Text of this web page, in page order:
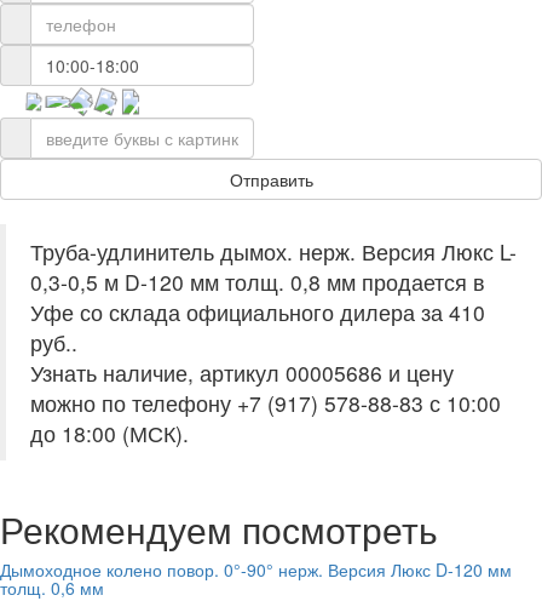
Труба-удлинитель дымох. нерж. Версия Люкс L-
0,3-0,5 м D-120 мм толщ. 0,8 мм продается в
Уфе со склада официального дилера за 410
руб..
Узнать наличие, артикул 00005686 и цену
можно по телефону +7 (917) 578-88-83 с 10:00
до 18:00 (МСК).
Рекомендуем посмотреть
Дымоходное колено повор. 0°-90° нерж. Версия Люкс D-120 мм
толщ. 0,6 мм